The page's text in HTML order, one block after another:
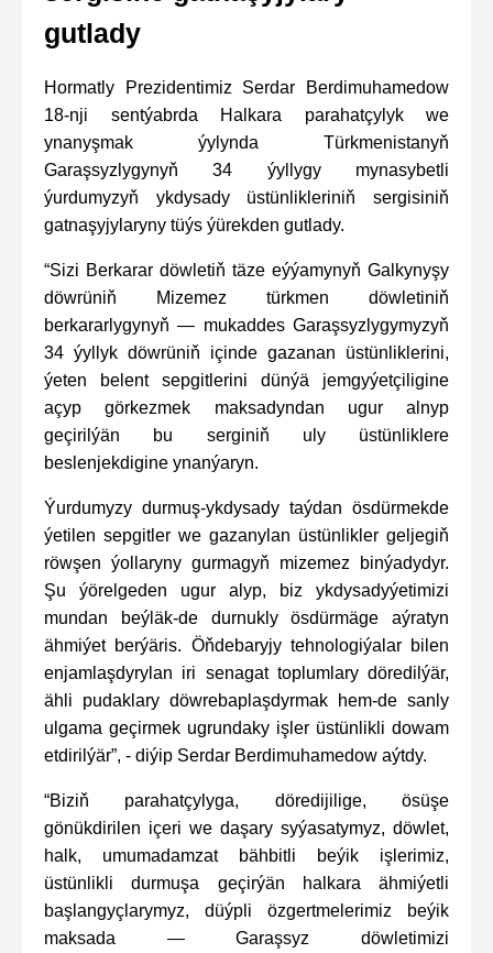
gutlady
Hormatly Prezidentimiz Serdar Berdimuhamedow
18-nji sentýabrda Halkara parahatçylyk we
ynanyşmak ýylynda Türkmenistanyň
Garaşsyzlygynyň 34 ýyllygy mynasybetli
ýurdumyzyň ykdysady üstünlikleriniň sergisiniň
gatnaşyjylaryny tüýs ýürekden gutlady.
“Sizi Berkarar döwletiň täze eýýamynyň Galkynyşy
döwrüniň Mizemez türkmen döwletiniň
berkararlygynyň — mukaddes Garaşsyzlygymyzyň
34 ýyllyk döwrüniň içinde gazanan üstünliklerini,
ýeten belent sepgitlerini dünýä jemgyýetçiligine
açyp görkezmek maksadyndan ugur alnyp
geçirilýän bu serginiň uly üstünliklere
beslenjekdigine ynanýaryn.
Ýurdumyzy durmuş-ykdysady taýdan ösdürmekde
ýetilen sepgitler we gazanylan üstünlikler geljegiň
röwşen ýollaryny gurmagyň mizemez binýadydyr.
Şu ýörelgeden ugur alyp, biz ykdysadyýetimizi
mundan beýläk-de durnukly ösdürmäge aýratyn
ähmiýet berýäris. Öňdebaryjy tehnologiýalar bilen
enjamlaşdyrylan iri senagat toplumlary döredilýär,
ähli pudaklary döwrebaplaşdyrmak hem-de sanly
ulgama geçirmek ugrundaky işler üstünlikli dowam
etdirilýär”, - diýip Serdar Berdimuhamedow aýtdy.
“Biziň parahatçylyga, döredijilige, ösüşe
gönükdirilen içeri we daşary syýasatymyz, döwlet,
halk, umumadamzat bähbitli beýik işlerimiz,
üstünlikli durmuşa geçirýän halkara ähmiýetli
başlangyçlarymyz, düýpli özgertmelerimiz beýik
maksada — Garaşsyz döwletimizi